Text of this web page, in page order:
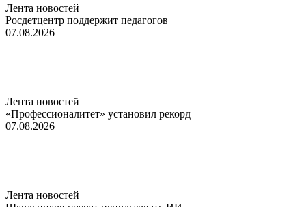
Лента новостей
Росдетцентр поддержит педагогов
07.08.2026
Лента новостей
«Профессионалитет» установил рекорд
07.08.2026
Лента новостей